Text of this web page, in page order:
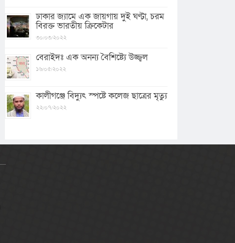
ঢাকার জ্যামে এক জায়গায় দুই ঘণ্টা, চরম
বিরক্ত ভারতীয় ক্রিকেটার
৩০/০৩/২০২২
বেরাইদঃ এক অনন্য বৈশিষ্ট্যে উজ্জ্বল
১৬/০৫/২০২২
কালীগঞ্জে বিদ্যুৎ স্পষ্টে কলেজ ছাত্রের মৃত্যু
২২/০৭/২০২২